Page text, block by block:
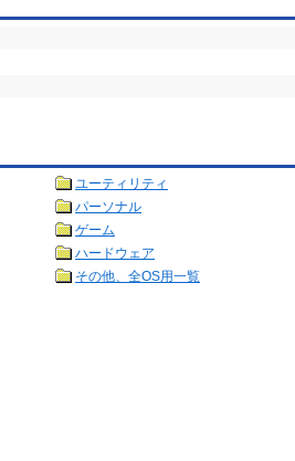
ユーティリティ
パーソナル
ゲーム
ハードウェア
その他、全OS用一覧